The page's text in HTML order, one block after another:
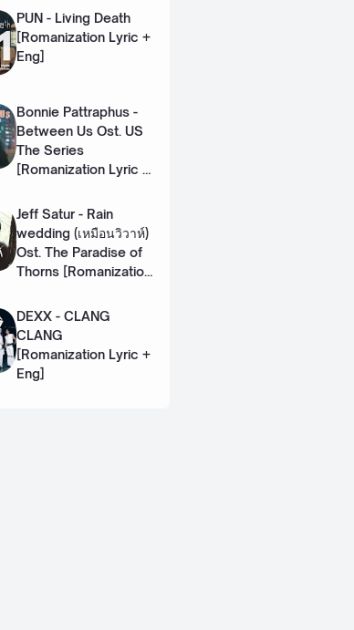
PUN - Living Death
[Romanization Lyric +
Eng]
Bonnie Pattraphus -
Between Us Ost. US
The Series
[Romanization Lyric +
Jeff Satur - Rain
wedding (เหมือนวิวาห์)
Ost. The Paradise of
Thorns [Romanization
DEXX - CLANG
CLANG
[Romanization Lyric +
Eng]